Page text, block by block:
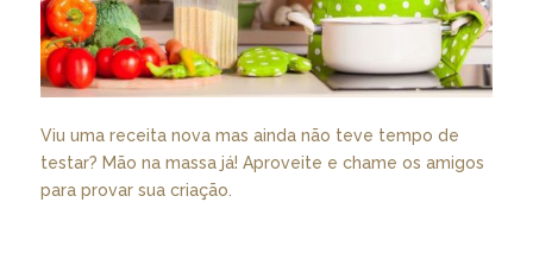
Viu uma receita nova mas ainda não teve tempo de
testar? Mão na massa já! Aproveite e chame os amigos
para provar sua criação.